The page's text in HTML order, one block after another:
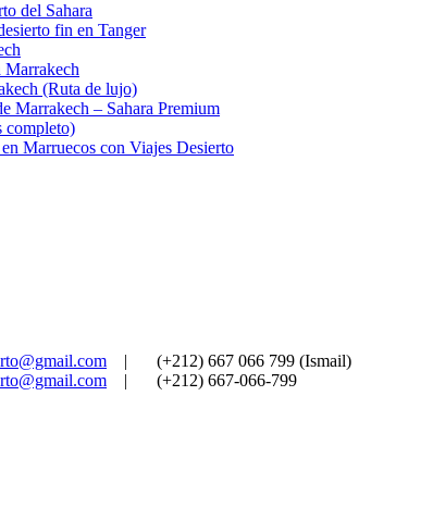
del Sahara
fin en Tanger
Marrakech
(Ruta de lujo)
Marrakech – Sahara Premium
completo)
Marruecos con Viajes Desierto
|
(+212) 667 066 799 (Ismail)
|
(+212) 667-066-799